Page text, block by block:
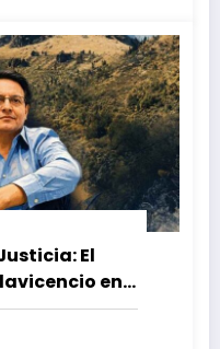
El
en
y la Victoria